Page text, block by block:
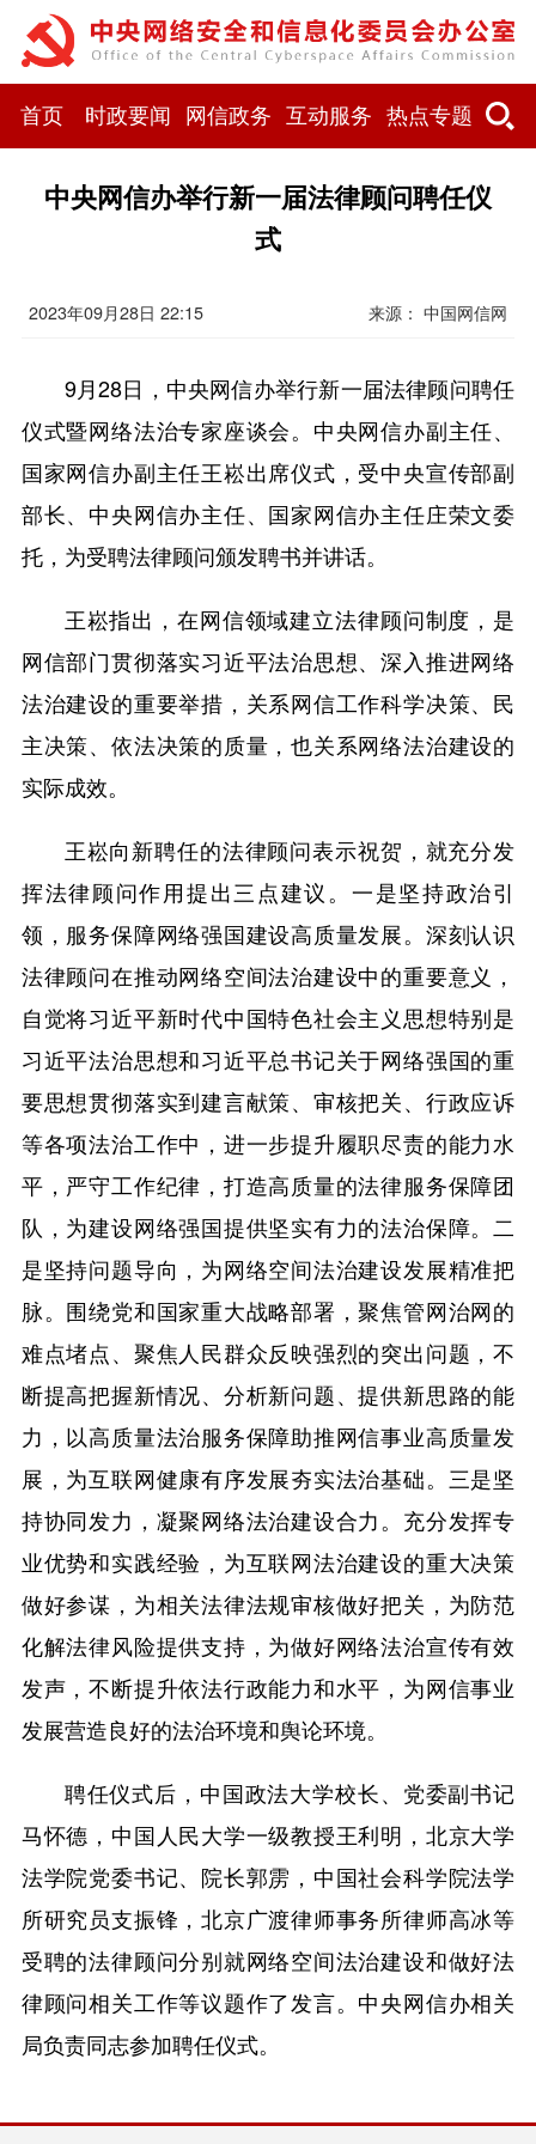
首页 时政要闻 网信政务 互动服务 热点专题
中央网信办举行新一届法律顾问聘任仪
式
2023年09月28日 22:15 来源： 中国网信网
9月28日，中央网信办举行新一届法律顾问聘任
仪式暨网络法治专家座谈会。中央网信办副主任、
国家网信办副主任王崧出席仪式，受中央宣传部副
部长、中央网信办主任、国家网信办主任庄荣文委
托，为受聘法律顾问颁发聘书并讲话。
王崧指出，在网信领域建立法律顾问制度，是
网信部门贯彻落实习近平法治思想、深入推进网络
法治建设的重要举措，关系网信工作科学决策、民
主决策、依法决策的质量，也关系网络法治建设的
实际成效。
王崧向新聘任的法律顾问表示祝贺，就充分发
挥法律顾问作用提出三点建议。一是坚持政治引
领，服务保障网络强国建设高质量发展。深刻认识
法律顾问在推动网络空间法治建设中的重要意义，
自觉将习近平新时代中国特色社会主义思想特别是
习近平法治思想和习近平总书记关于网络强国的重
要思想贯彻落实到建言献策、审核把关、行政应诉
等各项法治工作中，进一步提升履职尽责的能力水
平，严守工作纪律，打造高质量的法律服务保障团
队，为建设网络强国提供坚实有力的法治保障。二
是坚持问题导向，为网络空间法治建设发展精准把
脉。围绕党和国家重大战略部署，聚焦管网治网的
难点堵点、聚焦人民群众反映强烈的突出问题，不
断提高把握新情况、分析新问题、提供新思路的能
力，以高质量法治服务保障助推网信事业高质量发
展，为互联网健康有序发展夯实法治基础。三是坚
持协同发力，凝聚网络法治建设合力。充分发挥专
业优势和实践经验，为互联网法治建设的重大决策
做好参谋，为相关法律法规审核做好把关，为防范
化解法律风险提供支持，为做好网络法治宣传有效
发声，不断提升依法行政能力和水平，为网信事业
发展营造良好的法治环境和舆论环境。
聘任仪式后，中国政法大学校长、党委副书记
马怀德，中国人民大学一级教授王利明，北京大学
法学院党委书记、院长郭雳，中国社会科学院法学
所研究员支振锋，北京广渡律师事务所律师高冰等
受聘的法律顾问分别就网络空间法治建设和做好法
律顾问相关工作等议题作了发言。中央网信办相关
局负责同志参加聘任仪式。